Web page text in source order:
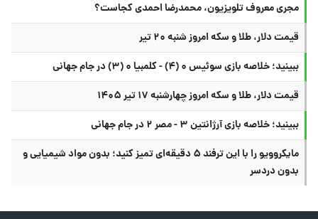
مجری معروف تلویزیون، محمدرضا احمدی کجاست؟
قیمت دلار، طلا و سکه امروز شنبه ۲۰ تیر
ببینید؛ خلاصه بازی سوئیس ۰ (۴) - کلمبیا ۰ (۳) در جام جهانی
قیمت دلار، طلا و سکه امروز چهارشنبه ۱۷ تیر ۱۴۰۵
ببینید؛ خلاصه بازی آرژانتین ۳ - مصر ۲ در جام جهانی
مایکروویو را با این ترفند ۵ دقیقه‌ای تمیز کنید؛ بدون مواد شیمیایی و
بدون دردسر